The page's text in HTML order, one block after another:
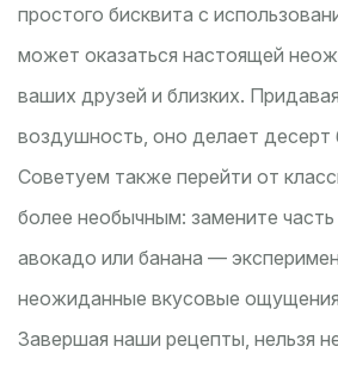
простого бисквита с
может оказаться настоящей
ваших друзей и близких.
воздушность, оно делает десерт
Советуем также перейти от
более необычным: замените
авокадо или банана —
неожиданные вкусовые
Завершая наши рецепты, нельзя